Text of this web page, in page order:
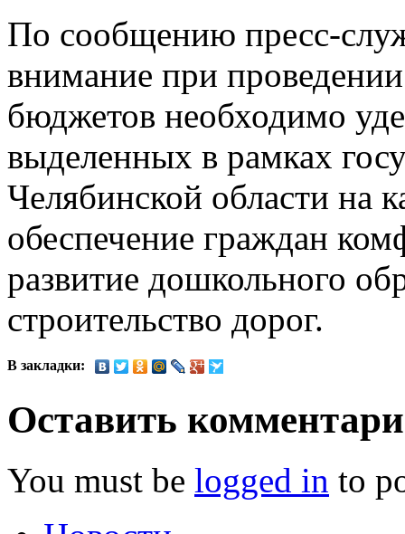
По сообщению пресс-
внимание при
бюджетов необходимо
выделенных в рамках
Челябинской области на
обеспечение граждан
развитие дошкольного
строительство дорог.
В закладки:
Оставить
You must be logged in to